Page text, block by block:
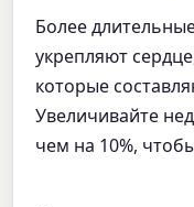
Более
укрепляют
которые
Увеличивайте
чем на 10%,